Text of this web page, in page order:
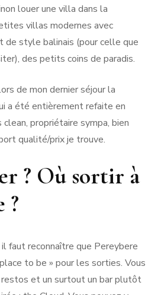
louer une villa dans la
villas modernes avec
de style balinais (pour celle que
des petits coins de paradis.
de mon dernier séjour la
a été entièrement refaite en
propriétaire sympa, bien
qualité/prix je trouve.
? Où sortir à
?
il faut reconnaître que Pereybere
to be » pour les sorties. Vous
et un surtout un bar plutôt